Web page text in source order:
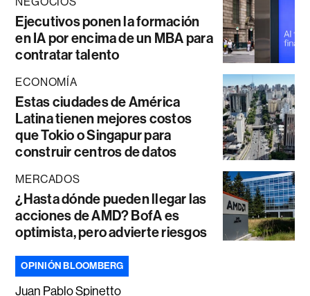
Ejecutivos ponen la formación
en IA por encima de un MBA para
contratar talento
ECONOMÍA
Estas ciudades de América
Latina tienen mejores costos
que Tokio o Singapur para
construir centros de datos
MERCADOS
¿Hasta dónde pueden llegar las
acciones de AMD? BofA es
optimista, pero advierte riesgos
OPINIÓN BLOOMBERG
Juan Pablo Spinetto